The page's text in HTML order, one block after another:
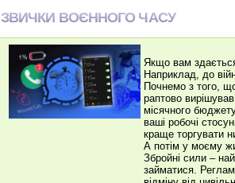
ЗВИЧКИ ВОЄННОГО ЧАСУ
Якщо вам
Наприклад, до
Почнемо з того,
раптово
місячного
ваші робочі
краще торгувати
А потім у моєму
Збройні сили –
займатися.